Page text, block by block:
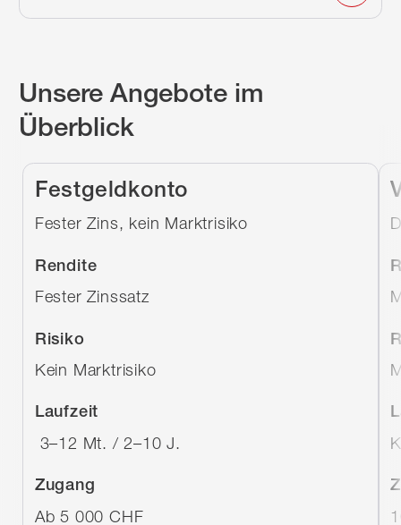
Unsere Angebote im
Überblick
Festgeldkonto
Fester Zins, kein Marktrisiko
Rendite
Fester Zinssatz
Risiko
Kein Marktrisiko
Laufzeit
3–12 Mt. / 2–10 J.
Zugang
Ab 5 000 CHF